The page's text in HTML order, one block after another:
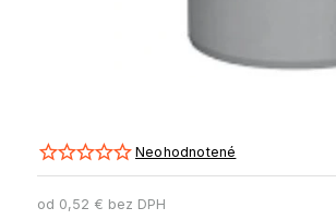
Neohodnotené
od 0,52 € bez DPH